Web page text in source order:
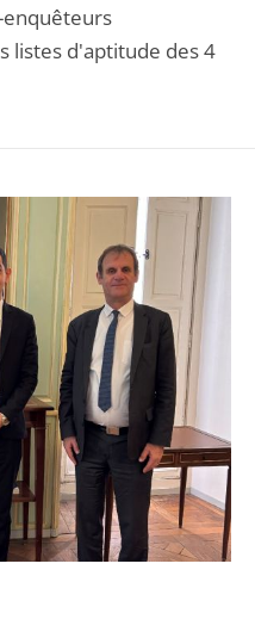
listes d'aptitude des 4